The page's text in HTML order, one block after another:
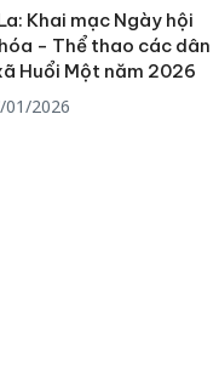
Khai mạc Ngày hội
- Thể thao các dân
Huổi Một năm 2026
01/2026